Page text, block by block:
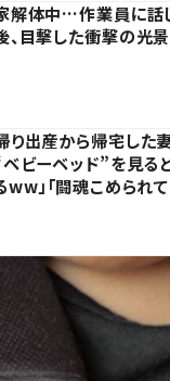
解体中…作業員に話
、目撃した衝撃の光景
り出産から帰宅した
ビーベッド”を見る
ww」「闘魂こめられ